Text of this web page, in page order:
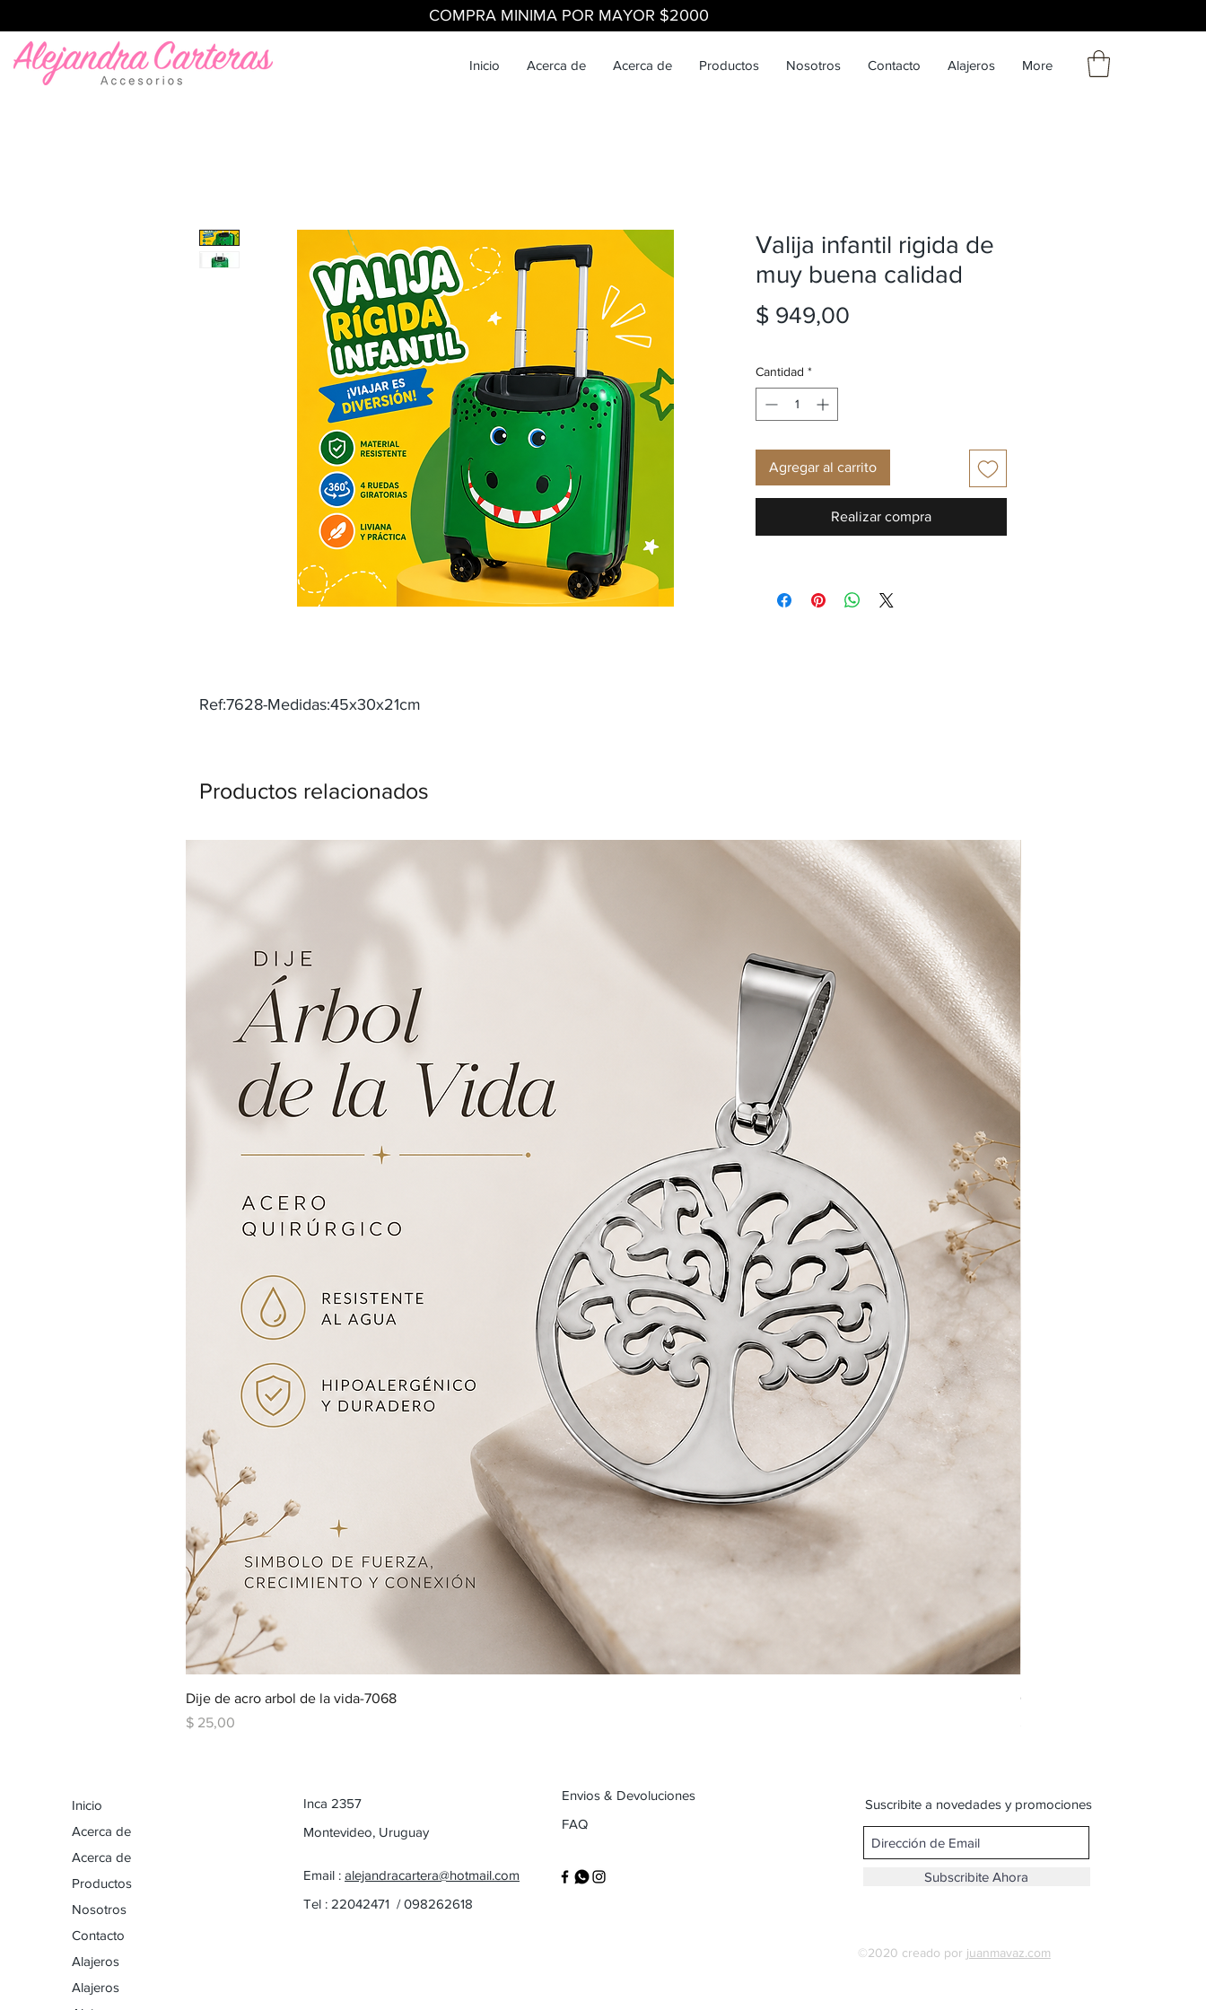
COMPRA MINIMA POR MAYOR $2000
Inicio Acerca de Acerca de Productos Nosotros Contacto Alajeros More
Valija infantil rigida de
muy buena calidad
$ 949,00
Cantidad *
Agregar al carrito
Realizar compra
Ref:7628-Medidas:45x30x21cm
Productos relacionados
Dije de acro arbol de la vida-7068
Precio
$ 25,00
Cadena de acero con dije de
Inicio
Acerca de
Acerca de
Productos
Nosotros
Contacto
Alajeros
Alajeros
Inca 2357
Montevideo, Uruguay
Email : alejandracartera@hotmail.com
Tel : 22042471 / 098262618
Envios & Devoluciones
FAQ
Suscribite a novedades y promociones
Subscribite Ahora
©2020 creado por juanmavaz.com